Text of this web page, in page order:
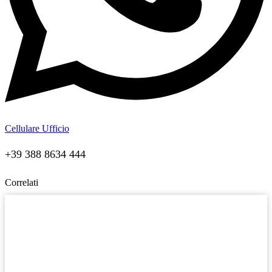
Cellulare Ufficio
+39 388 8634 444
Correlati